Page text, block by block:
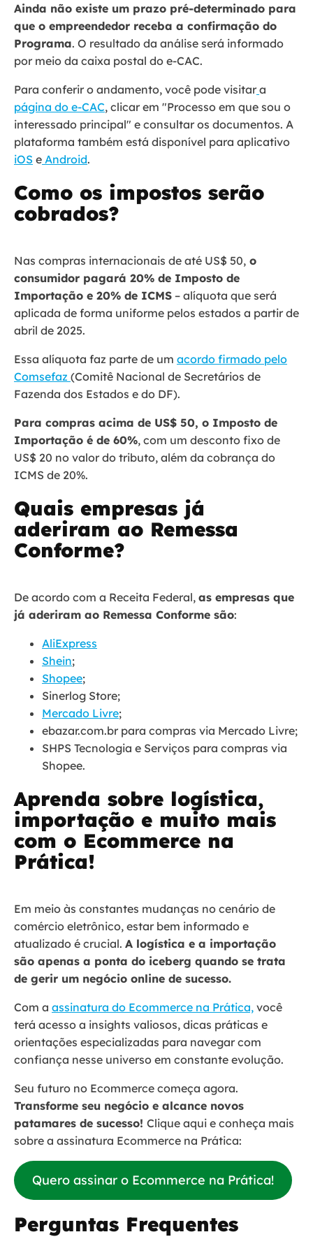
Ainda não existe um prazo pré-determinado para
que o empreendedor receba a confirmação do
Programa. O resultado da análise será informado
por meio da caixa postal do e-CAC.
Para conferir o andamento, você pode visitar a
página do e-CAC, clicar em "Processo em que sou o
interessado principal" e consultar os documentos. A
plataforma também está disponível para aplicativo
iOS e Android.
Como os impostos serão
cobrados?
Nas compras internacionais de até US$ 50, o
consumidor pagará 20% de Imposto de
Importação e 20% de ICMS – alíquota que será
aplicada de forma uniforme pelos estados a partir de
abril de 2025.
Essa alíquota faz parte de um acordo firmado pelo
Comsefaz (Comitê Nacional de Secretários de
Fazenda dos Estados e do DF).
Para compras acima de US$ 50, o Imposto de
Importação é de 60%, com um desconto fixo de
US$ 20 no valor do tributo, além da cobrança do
ICMS de 20%.
Quais empresas já
aderiram ao Remessa
Conforme?
De acordo com a Receita Federal, as empresas que
já aderiram ao Remessa Conforme são:
AliExpress
Shein;
Shopee;
Sinerlog Store;
Mercado Livre;
ebazar.com.br para compras via Mercado Livre;
SHPS Tecnologia e Serviços para compras via
Shopee.
Aprenda sobre logística,
importação e muito mais
com o Ecommerce na
Prática!
Em meio às constantes mudanças no cenário de
comércio eletrônico, estar bem informado e
atualizado é crucial. A logística e a importação
são apenas a ponta do iceberg quando se trata
de gerir um negócio online de sucesso.
Com a assinatura do Ecommerce na Prática, você
terá acesso a insights valiosos, dicas práticas e
orientações especializadas para navegar com
confiança nesse universo em constante evolução.
Seu futuro no Ecommerce começa agora.
Transforme seu negócio e alcance novos
patamares de sucesso! Clique aqui e conheça mais
sobre a assinatura Ecommerce na Prática:
Quero assinar o Ecommerce na Prática!
Perguntas Frequentes